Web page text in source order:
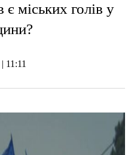
є міських голів у
11:11